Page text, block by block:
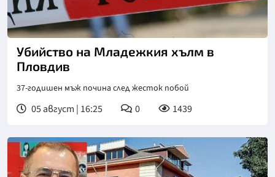
Убийство на Младежкия хълм в
Пловдив
37-годишен мъж почина след жесток побой
05 август | 16:25 0 1439